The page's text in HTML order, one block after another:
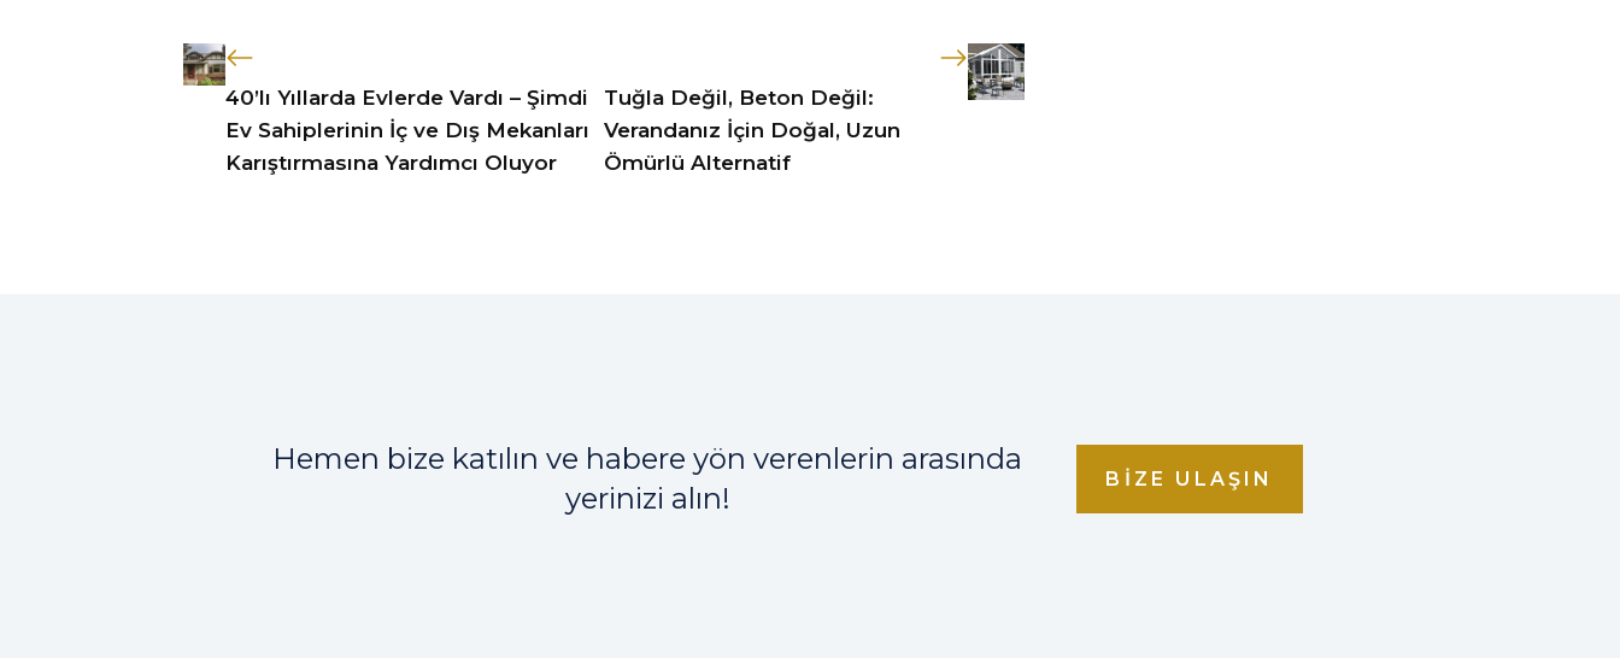
40’lı Yıllarda Evlerde Vardı – Şimdi
Ev Sahiplerinin İç ve Dış Mekanları
Karıştırmasına Yardımcı Oluyor
Tuğla Değil, Beton Değil:
Verandanız İçin Doğal, Uzun
Ömürlü Alternatif
Hemen bize katılın ve habere yön verenlerin arasında
yerinizi alın!
BIZE ULAŞIN